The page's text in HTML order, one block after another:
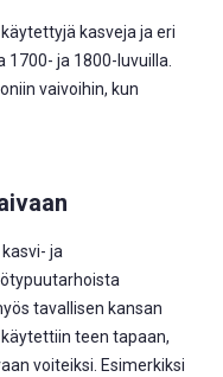
kasveja ja eri
1700- ja 1800-luvuilla.
vaivoihin, kun
ja
tavallisen kansan
teen tapaan,
voiteiksi. Esimerkiksi